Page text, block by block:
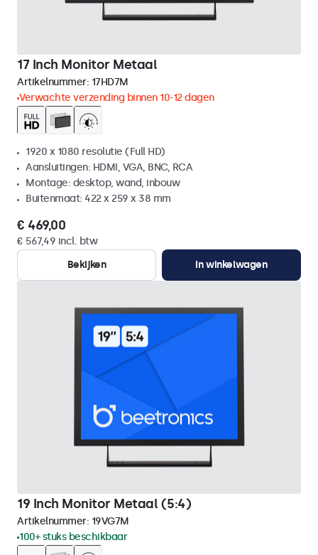
17 Inch Monitor Metaal
Artikelnummer: 17HD7M
Verwachte verzending binnen 10-12 dagen
1920 x 1080 resolutie (Full HD)
Aansluitingen: HDMI, VGA, BNC, RCA
Montage: desktop, wand, inbouw
Buitenmaat: 422 x 259 x 38 mm
€ 469,00
€ 567,49 incl. btw
Bekijken
In winkelwagen
19 Inch Monitor Metaal (5:4)
Artikelnummer: 19VG7M
100+ stuks beschikbaar